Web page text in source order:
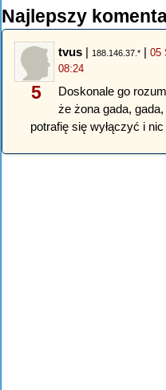
Najlepszy
5
tvus | 188.146.37.* | 05
08:24
Doskonale go
że żona gada,
potrafię się wyłączyć i